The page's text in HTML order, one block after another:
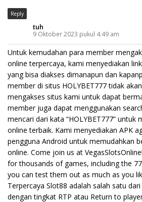
Reply
tuh
9 Oktober 2023 pukul 4:49 am
Untuk kemudahan para member
online terpercaya, kami menyediakan
yang bisa diakses dimanapun dan
member di situs HOLYBET777 tidak
mengakses situs kami untuk dapat
member juga dapat menggunakan
mencari dari kata “HOLYBET777” untuk
online terbaik. Kami menyediakan APK
pengguna Android untuk memudahkan
online. Come join us at
for thousands of games, including the
you can test them out as much as you
Terpercaya Slot88 adalah salah satu
dengan tingkat RTP atau Return to